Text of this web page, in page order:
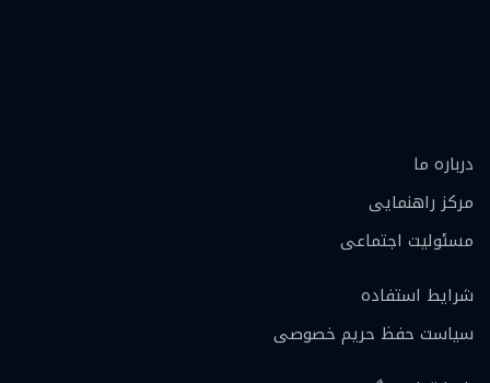
درباره ما
مرکز راهنمایی
مسئولیت اجتماعی
شرایط استفاده
سیاست حفظ حریم خصوصی